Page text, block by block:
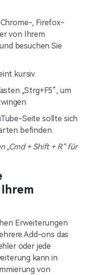
, Firefox-
von Ihrem
besuchen Sie
kursiv.
„Strg+F5“, um
Seite sollte sich
befinden.
+ Shift + R“ für
Erweiterungen
Add-ons das
oder jede
kann in
von